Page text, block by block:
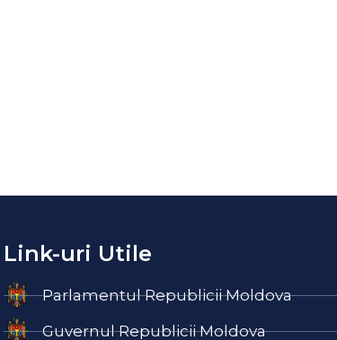
Link-uri Utile
Parlamentul Republicii Moldova
Guvernul Republicii Moldova